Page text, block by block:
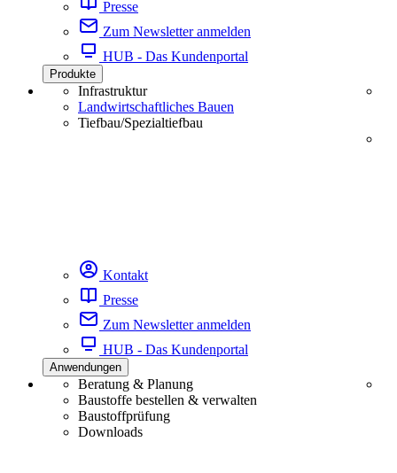
Presse
Zum Newsletter anmelden
HUB - Das Kundenportal
Produkte
Infrastruktur
Landwirtschaftliches Bauen
Tiefbau/Spezialtiefbau
Kontakt
Presse
Zum Newsletter anmelden
HUB - Das Kundenportal
Anwendungen
Beratung & Planung
Baustoffe bestellen & verwalten
Baustoffprüfung
Downloads